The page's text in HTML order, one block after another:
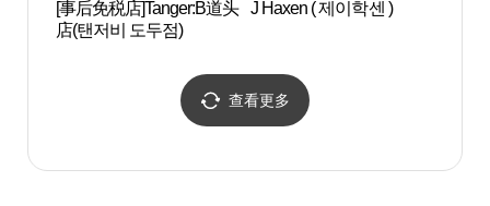
[事后免税店]Tanger:B道头
店(탠저비 도두점)
J Haxen ( 제이학센 )
查看更多